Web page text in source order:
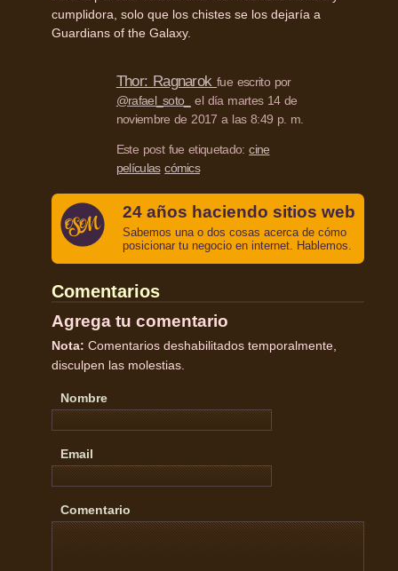
cumplidora, solo que los chistes se los dejaría a
Guardians of the Galaxy.
Thor: Ragnarokfue escrito por
@rafael_soto_
el día martes 14 de
noviembre de 2017 a las 8:49 p. m.
Este post fue etiquetado:cine
películas cómics
24 años haciendo sitios web
Sabemos una o dos cosas acerca de cómo
posicionar tu negocio en internet. Hablemos.
Comentarios
Agrega tu comentario
Nota: Comentarios deshabilitados temporalmente,
disculpen las molestias.
Nombre
Email
Comentario